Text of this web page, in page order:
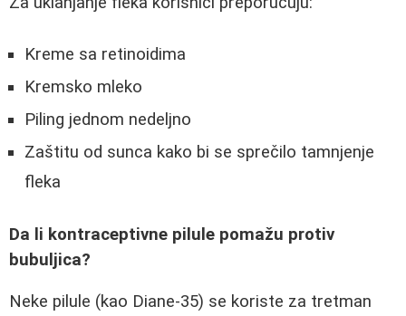
Kreme sa retinoidima
Kremsko mleko
Piling jednom nedeljno
Zaštitu od sunca kako bi se sprečilo tamnjenje
fleka
Da li kontraceptivne pilule pomažu protiv
bubuljica?
Neke pilule (kao Diane-35) se koriste za tretman